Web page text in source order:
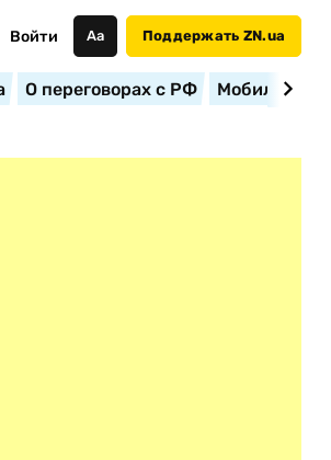
Войти Аа Поддержать ZN.ua
О переговорах с РФ